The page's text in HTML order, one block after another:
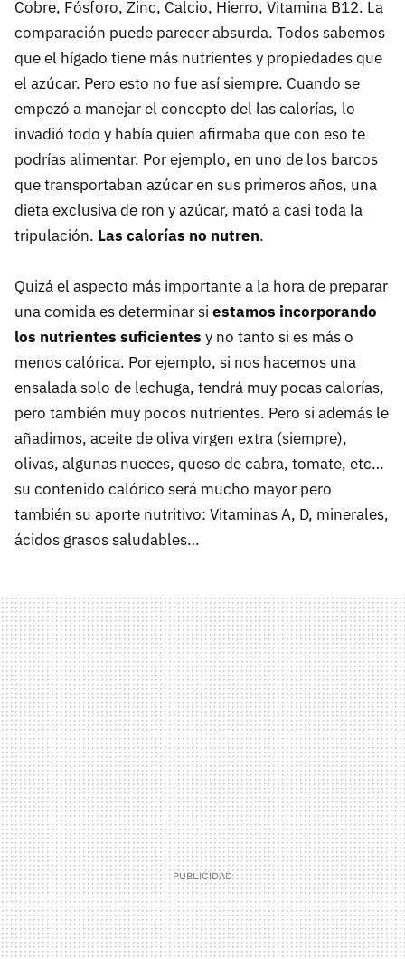
Cobre, Fósforo, Zinc, Calcio, Hierro, Vitamina B12. La
comparación puede parecer absurda. Todos sabemos
que el hígado tiene más nutrientes y propiedades que
el azúcar. Pero esto no fue así siempre. Cuando se
empezó a manejar el concepto del las calorías, lo
invadió todo y había quien afirmaba que con eso te
podrías alimentar. Por ejemplo, en uno de los barcos
que transportaban azúcar en sus primeros años, una
dieta exclusiva de ron y azúcar, mató a casi toda la
tripulación. Las calorías no nutren.
Quizá el aspecto más importante a la hora de preparar
una comida es determinar si estamos incorporando
los nutrientes suficientes y no tanto si es más o
menos calórica. Por ejemplo, si nos hacemos una
ensalada solo de lechuga, tendrá muy pocas calorías,
pero también muy pocos nutrientes. Pero si además le
añadimos, aceite de oliva virgen extra (siempre),
olivas, algunas nueces, queso de cabra, tomate, etc…
su contenido calórico será mucho mayor pero
también su aporte nutritivo: Vitaminas A, D, minerales,
ácidos grasos saludables…